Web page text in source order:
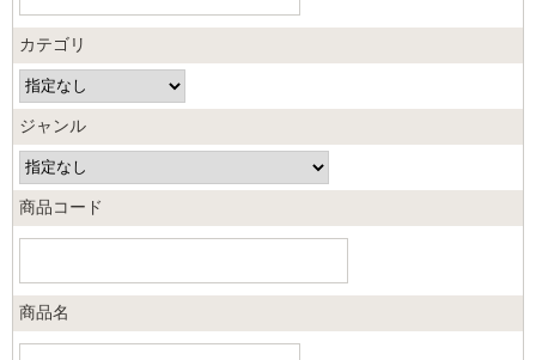
カテゴリ
ジャンル
商品コード
商品名